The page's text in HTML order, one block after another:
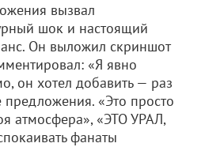
вызвал
шок и настоящий
Он выложил скриншот
«Я явно
он хотел добавить — раз
предложения. «Это просто
атмосфера», «ЭТО УРАЛ,
фанаты